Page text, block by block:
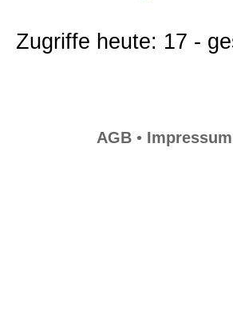
Zugriffe heute: 17 -
AGB • Impressum